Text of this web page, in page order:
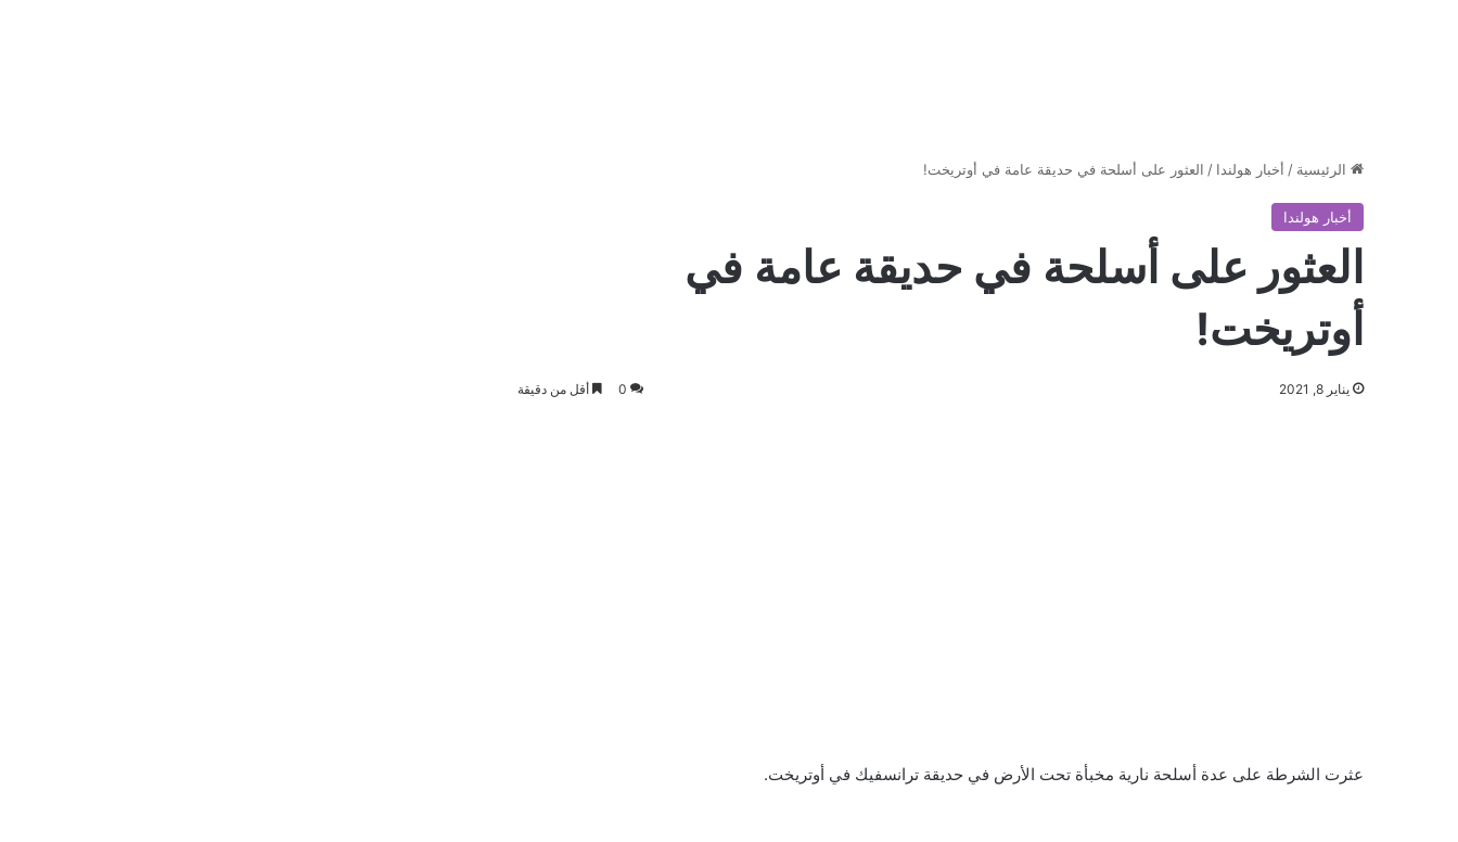
الرئيسية / أخبار هولندا / العثور على أسلحة في حديقة عامة في أوتريخت!
أخبار هولندا
العثور على أسلحة في حديقة عامة في
أوتريخت!
يناير 8, 2021 0 أقل من دقيقة
عثرت الشرطة على عدة أسلحة نارية مخبأة تحت الأرض في حديقة ترانسفيك في أوتريخت.